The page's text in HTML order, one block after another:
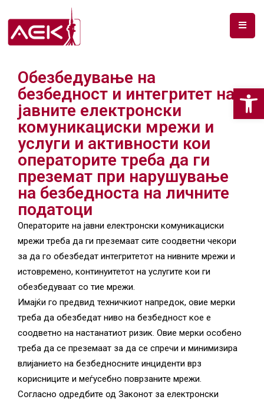
НАС
ДОКУМЕНТИ
РФ
СПЕКТАР
ТЕЛЕКОМУНИКАЦИИ
АНАЛИЗА
НА
ПАЗАР
ЈАВНИ
НАБАВКИ
Обезбедување на
безбедност и интегритет на
јавните електронски
комуникациски мрежи и
услуги и активности кои
операторите треба да ги
преземат при нарушување
на безбедноста на личните
податоци
Операторите на јавни електронски комуникациски
мрежи треба да ги преземаат сите соодветни чекори
за да го обезбедат интегритетот на нивните мрежи и
истовремено, континуитетот на услугите кои ги
обезбедуваат со тие мрежи.
Имајќи го предвид техничкиот напредок, овие мерки
треба да обезбедат ниво на безбедност кое е
соодветно на настанатиот ризик. Овие мерки особено
треба да се преземаат за да се спречи и минимизира
влијанието на безбедносните инциденти врз
корисниците и меѓусебно поврзаните мрежи.
Согласно одредбите од Законот за електронски